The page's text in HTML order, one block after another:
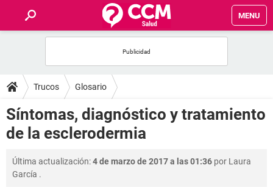
MENU
FOROS
SALUD
FAMILIA
NUTRICIÓN
Trucos Glosario
Síntomas, diagnóstico y tratamiento
de la esclerodermia
Última actualización:4 de marzo de 2017 a las 01:36 por Laura
García .